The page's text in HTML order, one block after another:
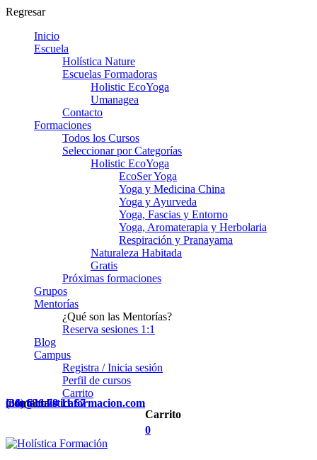
Regresar
Inicio
Escuela
Holística Nature
Escuelas Formadoras
Holistic EcoYoga
Umanagea
Contacto
Formaciones
Todos los Cursos
Seleccionar por Categorías
Holistic EcoYoga
EcoSer Yoga
Yoga y Medicina China
Yoga y Ayurveda
Yoga, Fascias y Entorno
Yoga, Aromaterapia y Herbolaria
Respiración y Pranayama
Naturaleza Habitada
Gratis
Próximas formaciones
Grupos
Mentorías
¿Qué son las Mentorías?
Reserva sesiones 1:1
Blog
Campus
Registra / Inicia sesión
Perfil de cursos
Carrito
Contacta
(34) 636 78 11 67
info@holisticaformacion.com
Carrito
0